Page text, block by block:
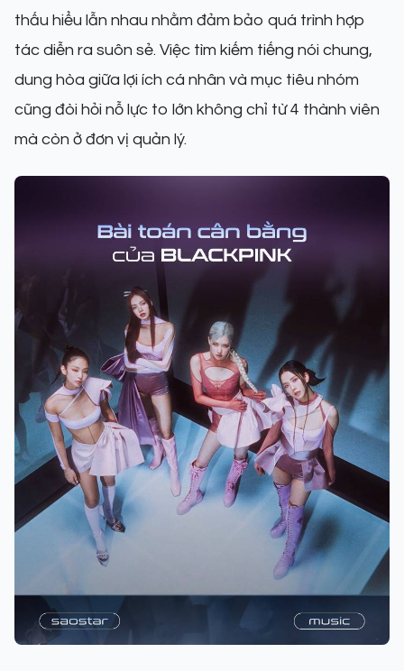
thấu hiểu lẫn nhau nhằm đảm bảo quá trình hợp
tác diễn ra suôn sẻ. Việc tìm kiếm tiếng nói chung,
dung hòa giữa lợi ích cá nhân và mục tiêu nhóm
cũng đòi hỏi nỗ lực to lớn không chỉ từ 4 thành viên
mà còn ở đơn vị quản lý.